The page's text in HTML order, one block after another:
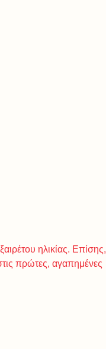
ηλικίας. Επίσης,
πρώτες, αγαπημένες